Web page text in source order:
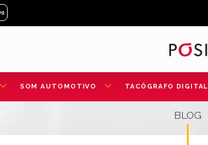
SOM AUTOMOTIVO TACÓGRAFO DIGITAL
BLOG